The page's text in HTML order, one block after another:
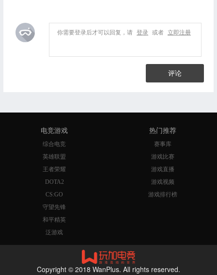
你需要登录后才可以回复，请 登录 或者 立即注册
评论
电竞游戏
综合电竞
英雄联盟
王者荣耀
DOTA2
CS:GO
守望先锋
和平精英
泛游戏
热门推荐
赛事库
游戏比赛
游戏直播
游戏视频
游戏排行榜
Copyright © 2018 WanPlus. All rights reserved.